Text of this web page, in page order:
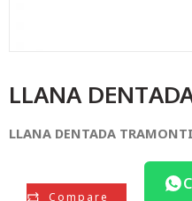
LLANA
LLANA DENTADA
Compare